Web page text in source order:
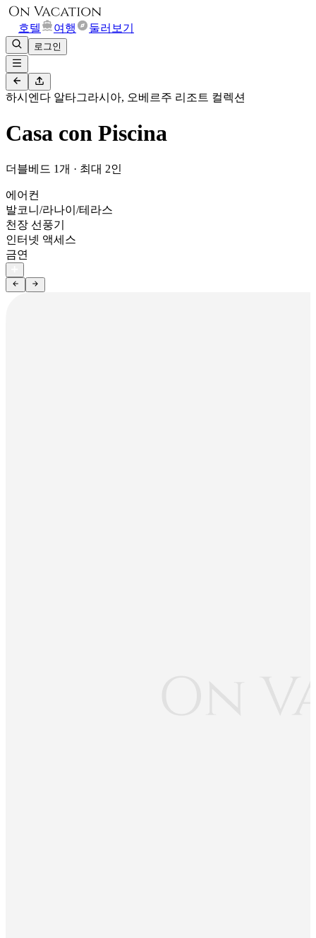
호텔 여행 둘러보기
로그인
하시엔다 알타그라시아, 오베르주 리조트 컬렉션
Casa con Piscina
더블베드 1개 · 최대 2인
에어컨
발코니/라나이/테라스
천장 선풍기
인터넷 액세스
금연